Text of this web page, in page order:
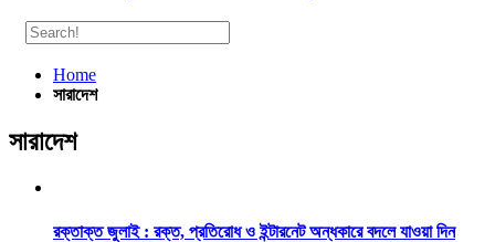
Home
সারাদেশ
সারাদেশ
রক্তাক্ত জুলাই : রক্ত, প্রতিরোধ ও ইন্টারনেট অন্ধকারে বদলে যাওয়া দিন